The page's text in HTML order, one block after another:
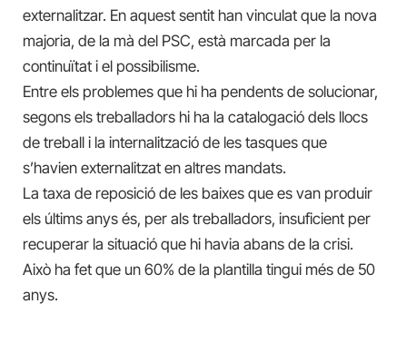
externalitzar. En aquest sentit han vinculat que la nova
majoria, de la mà del PSC, està marcada per la
continuïtat i el possibilisme.
Entre els problemes que hi ha pendents de solucionar,
segons els treballadors hi ha la catalogació dels llocs
de treball i la internalització de les tasques que
s’havien externalitzat en altres mandats.
La taxa de reposició de les baixes que es van produir
els últims anys és, per als treballadors, insuficient per
recuperar la situació que hi havia abans de la crisi.
Això ha fet que un 60% de la plantilla tingui més de 50
anys.